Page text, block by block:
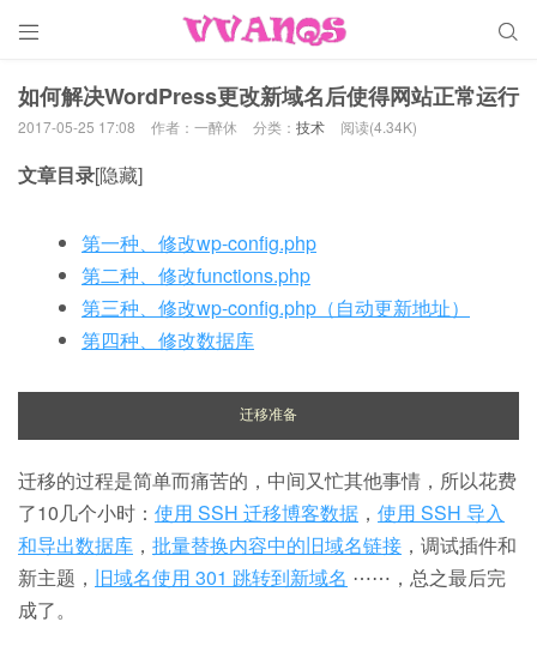
 
如何解决WordPress更改新域名后使得网站正常运行
2017-05-25 17:08 作者：一醉休 分类： 技术 阅读(4.34K)
文章目录[隐藏]
第一种、修改wp-config.php
第二种、修改functions.php
第三种、修改wp-config.php（自动更新地址）
第四种、修改数据库
迁移准备
迁移的过程是简单而痛苦的，中间又忙其他事情，所以花费
了10几个小时： 使用 SSH 迁移博客数据 ， 使用 SSH 导入
和导出数据库 ， 批量替换内容中的旧域名链接 ，调试插件和
新主题， 旧域名使用 301 跳转到新域名 ⋯⋯，总之最后完
成了。